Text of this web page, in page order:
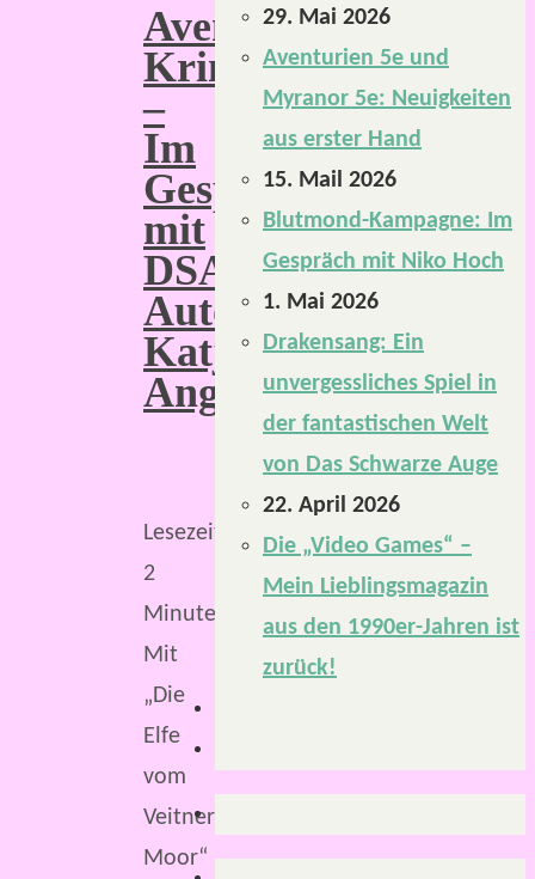
Aventurische
Krimis
–
Im
Gespräch
mit
DSA-
Autorin
Katja
Angenent
Lesezeit:
2
Minuten
Mit
„Die
Elfe
vom
Veitner
Moor“
29. Mai 2026
Aventurien 5e und
Myranor 5e: Neuigkeiten
aus erster Hand
15. Mail 2026
Blutmond-Kampagne: Im
Gespräch mit Niko Hoch
1. Mai 2026
Drakensang: Ein
unvergessliches Spiel in
der fantastischen Welt
von Das Schwarze Auge
22. April 2026
Die „Video Games“ –
Mein Lieblingsmagazin
aus den 1990er-Jahren ist
zurück!